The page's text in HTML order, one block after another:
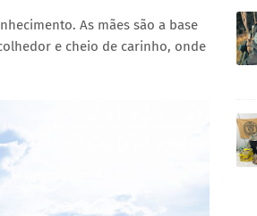
As mães são a base
e cheio de carinho, onde